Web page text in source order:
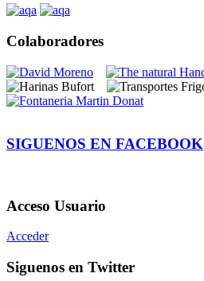
Colaboradores
SIGUENOS EN FACEBOOK
Acceso Usuario
Acceder
Siguenos en Twitter